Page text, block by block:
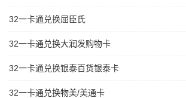
32一卡通兑换屈臣氏
32一卡通兑换大润发购物卡
32一卡通兑换银泰百货银泰卡
32一卡通兑换物美/美通卡